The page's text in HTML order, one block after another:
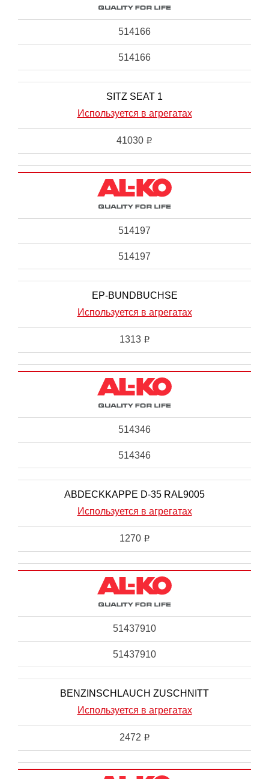
514166
514166
SITZ SEAT 1
Используется в агрегатах
41030 i
514197
514197
EP-BUNDBUCHSE
Используется в агрегатах
1313 i
514346
514346
ABDECKKAPPE D-35 RAL9005
Используется в агрегатах
1270 i
51437910
51437910
BENZINSCHLAUCH ZUSCHNITT
Используется в агрегатах
2472 i